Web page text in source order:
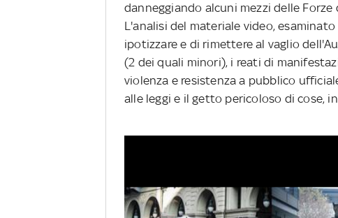
danneggiando alcuni mezzi delle
L'analisi del materiale video,
ipotizzare e di rimettere al vaglio
(2 dei quali minori), i reati di
violenza e resistenza a pubblico
alle leggi e il getto pericoloso di cose,